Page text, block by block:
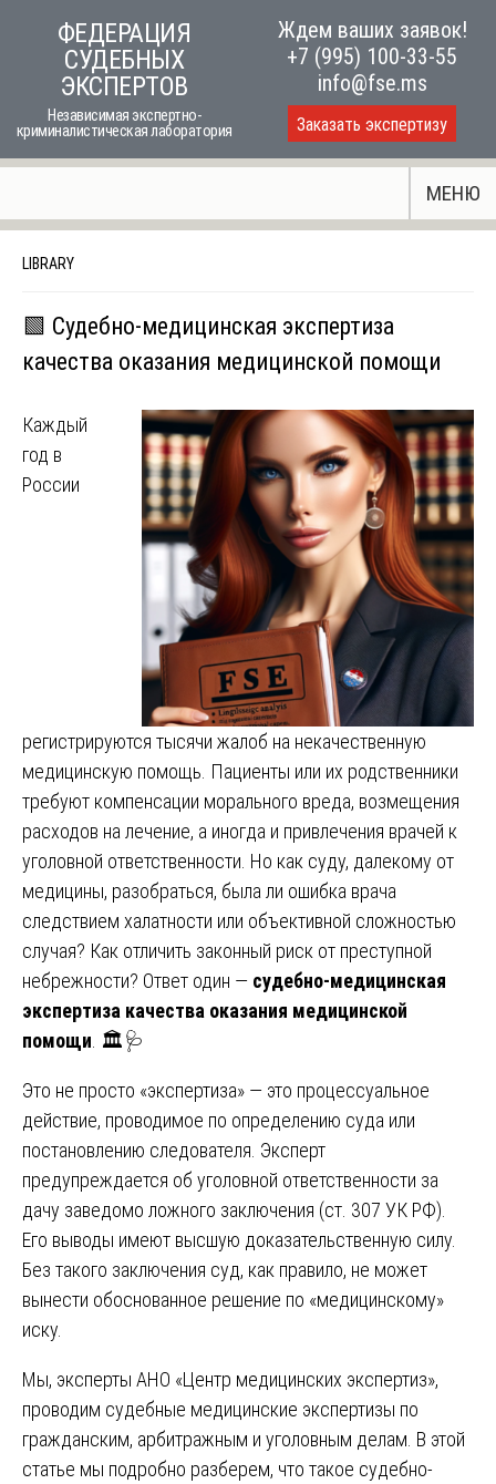
ФЕДЕРАЦИЯ
СУДЕБНЫХ
ЭКСПЕРТОВ
Независимая экспертно-
криминалистическая лаборатория
Ждем ваших заявок!
+7 (995) 100-33-55
info@fse.ms
Заказать экспертизу
МЕНЮ
LIBRARY
🟩 Судебно-медицинская экспертиза
качества оказания медицинской помощи
Каждый
год в
России
регистрируются тысячи жалоб на некачественную
медицинскую помощь. Пациенты или их родственники
требуют компенсации морального вреда, возмещения
расходов на лечение, а иногда и привлечения врачей к
уголовной ответственности. Но как суду, далекому от
медицины, разобраться, была ли ошибка врача
следствием халатности или объективной сложностью
случая? Как отличить законный риск от преступной
небрежности? Ответ один — судебно-медицинская
экспертиза качества оказания медицинской
помощи . 🏛️🩺
Это не просто «экспертиза» — это процессуальное
действие, проводимое по определению суда или
постановлению следователя. Эксперт
предупреждается об уголовной ответственности за
дачу заведомо ложного заключения (ст. 307 УК РФ).
Его выводы имеют высшую доказательственную силу.
Без такого заключения суд, как правило, не может
вынести обоснованное решение по «медицинскому»
иску.
Мы, эксперты АНО «Центр медицинских экспертиз»,
проводим судебные медицинские экспертизы по
гражданским, арбитражным и уголовным делам. В этой
статье мы подробно разберем, что такое судебно-